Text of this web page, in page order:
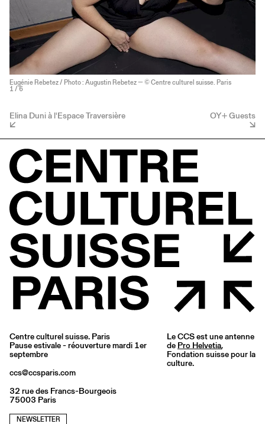
Eugénie Rebetez / Photo : Augustin Rebetez — © Centre culturel suisse. Paris
1 / 6
Elina Duni à l'Espace Traversière OY+ Guests
Centre culturel suisse. Paris
Pause estivale - réouverture mardi 1er
septembre
ccs@ccsparis.com
32 rue des Francs-Bourgeois
75003 Paris
NEWSLETTER
Le CCS est une antenne
de Pro Helvetia,
Fondation suisse pour la
culture.